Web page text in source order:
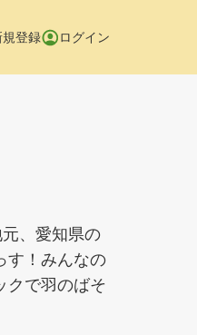
規登録 ログイン
、愛知県の
す！みんなの
クで羽のばそ